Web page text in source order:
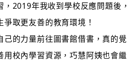
2019年我收到學校反應問題
取更友善的教育環境！
的力量前往圖書館借書，真的
校內學習資源，巧慧阿姨也會